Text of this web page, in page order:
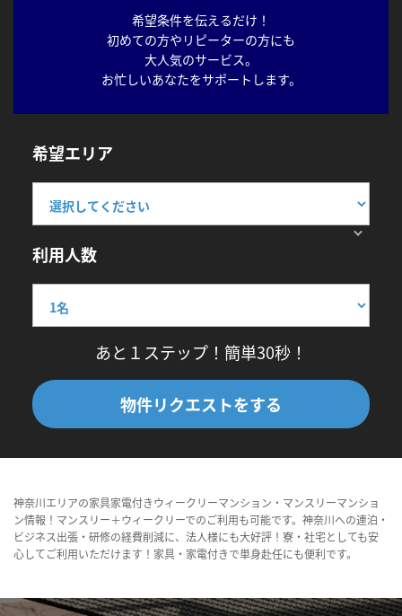
希望条件を伝えるだけ！
初めての方やリピーターの方にも
大人気のサービス。
お忙しいあなたをサポートします。
希望エリア
利用人数
あと１ステップ！簡単30秒！
物件リクエストをする
神奈川エリアの家具家電付きウィークリーマンション・マンスリーマンショ
ン情報！マンスリー＋ウィークリーでのご利用も可能です。神奈川への連泊・
ビジネス出張・研修の経費削減に、法人様にも大好評！寮・社宅としても安
心してご利用いただけます！家具・家電付きで単身赴任にも便利です。